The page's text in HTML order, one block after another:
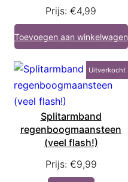
Prijs: €4,99
Toevoegen aan winkelwagen
Uitverkocht
Splitarmband
regenboogmaansteen
(veel flash!)
Prijs: €9,99